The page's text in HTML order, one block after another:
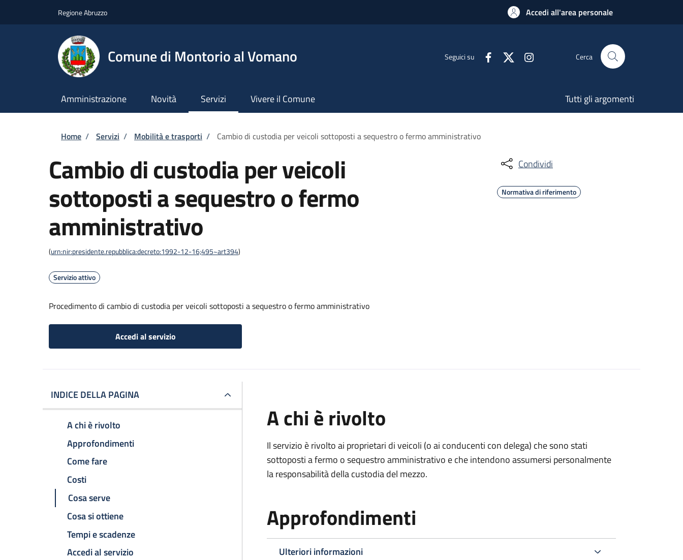
Regione Abruzzo Accedi all'area personale
Comune di Montorio al Vomano Seguici su Cerca
Amministrazione Novità Servizi Vivere il Comune Tutti gli argomenti
Briciole di pane
Home / Servizi / Mobilità e trasporti / Cambio di custodia per veicoli sottoposti a sequestro o fermo amministrativo
Cambio di custodia per veicoli
sottoposti a sequestro o fermo
amministrativo
(urn:nir:presidente.repubblica:decreto:1992-12-16;495~art394)
Servizio attivo
Procedimento di cambio di custodia per veicoli sottoposti a sequestro o fermo amministrativo
Accedi al servizio
Condividi
Normativa di riferimento
INDICE DELLA PAGINA
A chi è rivolto
Approfondimenti
Come fare
Costi
Cosa serve
Cosa si ottiene
Tempi e scadenze
Accedi al servizio
A chi è rivolto
Il servizio è rivolto ai proprietari di veicoli (o ai conducenti con delega) che sono stati
sottoposti a fermo o sequestro amministrativo e che intendono assumersi personalmente
la responsabilità della custodia del mezzo.
Approfondimenti
Ulteriori informazioni